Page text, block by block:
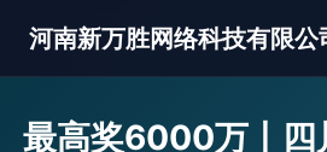
河南新万胜网络科技有限公
最高奖6000万丨四